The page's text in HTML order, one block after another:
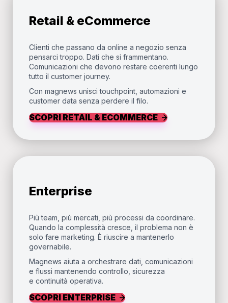
Retail & eCommerce
Clienti che passano da online a negozio senza
pensarci troppo. Dati che si frammentano.
Comunicazioni che devono restare coerenti lungo
tutto il customer journey.
Con magnews unisci touchpoint, automazioni e
customer data senza perdere il filo.
SCOPRI RETAIL & ECOMMERCE
Enterprise
Più team, più mercati, più processi da coordinare.
Quando la complessità cresce, il problema non è
solo fare marketing. È riuscire a mantenerlo
governabile.
Magnews aiuta a orchestrare dati, comunicazioni
e flussi mantenendo controllo, sicurezza
e continuità operativa.
SCOPRI ENTERPRISE